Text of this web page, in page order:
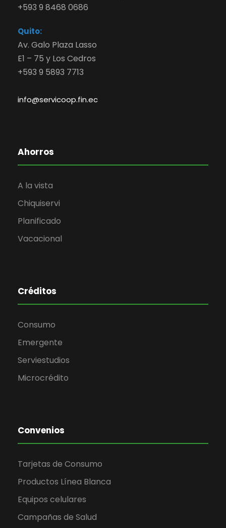
+593 9 8468 0686
Quito:
Av. Galo Plaza Lasso
E1 – 75 y Los Cedros
+593 9 5893 7713
info@servicoop.fin.ec
Ahorros
A la vista
Chiquiservi
Planificado
Vacacional
Créditos
Consumo
Emergente
Serviestudios
Microcrédito
Convenios
Tarjetas de Consumo
Productos Línea Blanca
Equipos celulares
Campañas de Salud